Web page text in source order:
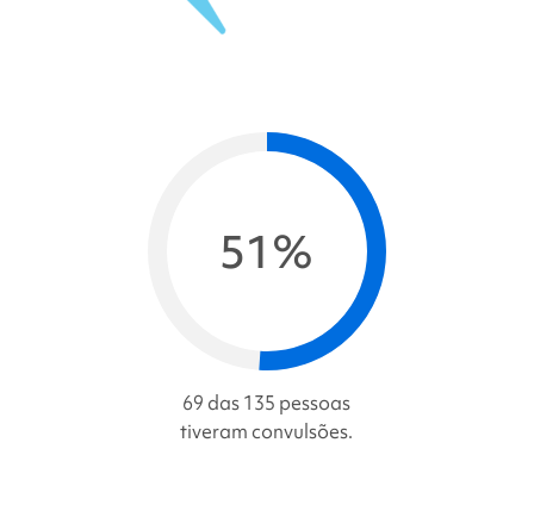
51%
69 das 135 pessoas
tiveram convulsões.